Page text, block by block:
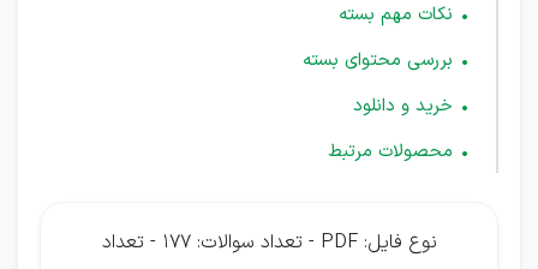
نکات مهم بسته
بررسی محتوای بسته
خرید و دانلود
محصولات مرتبط
نوع فایل: PDF - تعداد سوالات: 177 - تعداد